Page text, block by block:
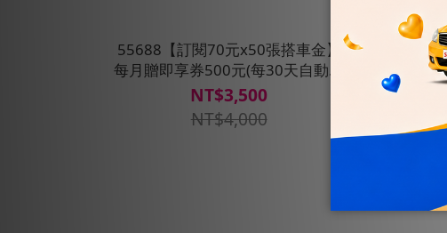
55688【訂閱70元x50張搭車金】
每月贈即享券500元(每30天自動扣
款)
NT$3,500
NT$4,000
55688【訂
金】每月贈